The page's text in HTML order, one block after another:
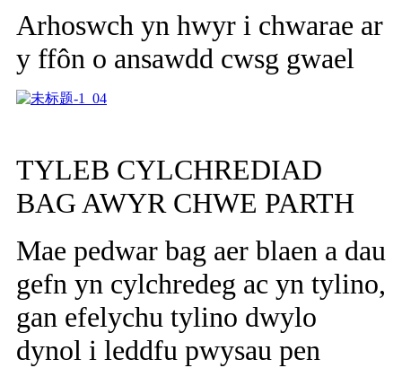
Arhoswch yn hwyr i chwarae ar
y ffôn o ansawdd cwsg gwael
TYLEB CYLCHREDIAD
BAG AWYR CHWE PARTH
Mae pedwar bag aer blaen a dau
gefn yn cylchredeg ac yn tylino,
gan efelychu tylino dwylo
dynol i leddfu pwysau pen